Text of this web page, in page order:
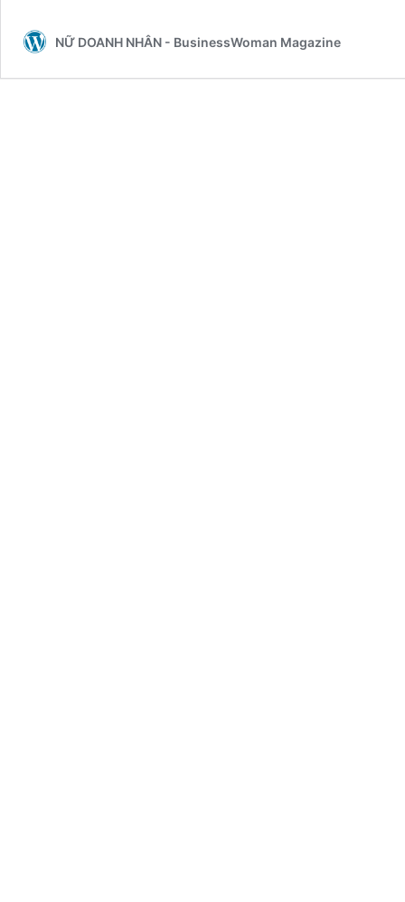
NỮ DOANH NHÂN - BusinessWoman Magazine